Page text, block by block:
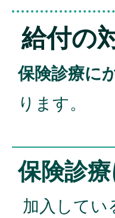
給付の
保険診療に
ります。
保険診
加入してい